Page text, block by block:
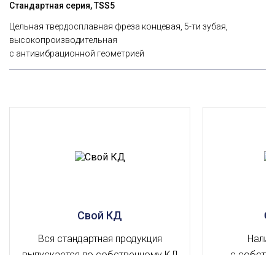
Стандартная серия, TSS5
Цельная твердосплавная фреза концевая, 5-ти зубая,
высокопроизводительная
с антивибрационной геометрией
Свой КД
Вся стандартная продукция